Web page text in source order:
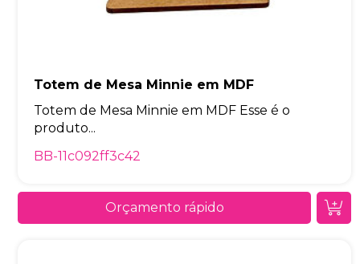
Totem de Mesa Minnie em MDF
Totem de Mesa Minnie em MDF Esse é o
produto...
BB-11c092ff3c42
Orçamento rápido